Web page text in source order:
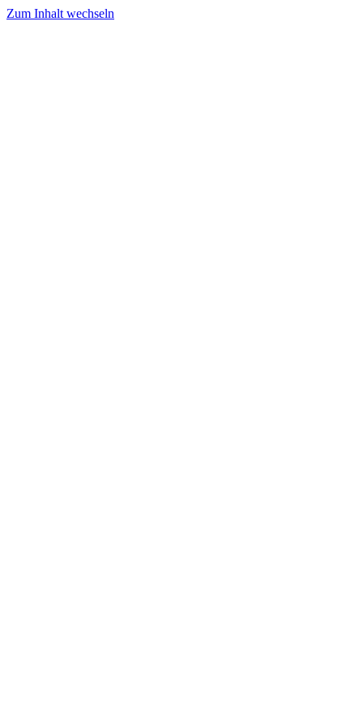
Zum Inhalt wechseln